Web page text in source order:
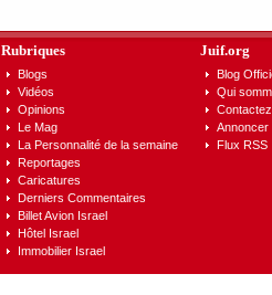
Rubriques
Blogs
Vidéos
Opinions
Le Mag
La Personnalité de la semaine
Reportages
Caricatures
Derniers Commentaires
Billet Avion Israel
Hôtel Israel
Immobilier Israel
Juif.org
Blog
Qui
Annoncer
Flux RSS